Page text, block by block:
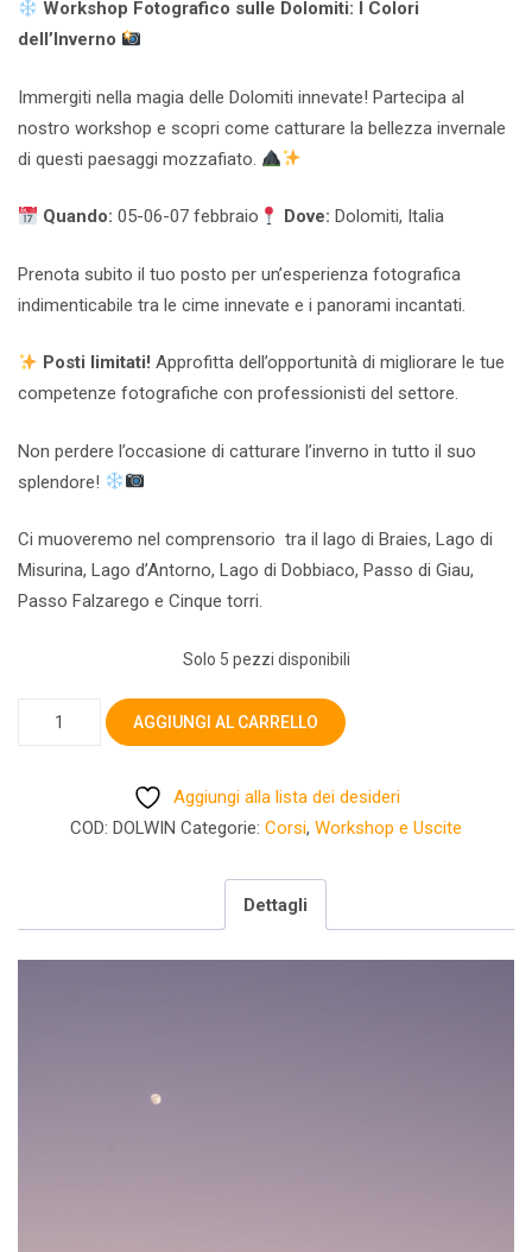
Workshop Fotografico sulle Dolomiti: I Colori
dell’Inverno
Immergiti nella magia delle Dolomiti innevate! Partecipa al
nostro workshop e scopri come catturare la bellezza invernale
di questi paesaggi mozzafiato.
Quando: 05-06-07 febbraio Dove: Dolomiti, Italia
Prenota subito il tuo posto per un’esperienza fotografica
indimenticabile tra le cime innevate e i panorami incantati.
Posti limitati! Approfitta dell’opportunità di migliorare le tue
competenze fotografiche con professionisti del settore.
Non perdere l’occasione di catturare l’inverno in tutto il suo
splendore!
Ci muoveremo nel comprensorio tra il lago di Braies, Lago di
Misurina, Lago d’Antorno, Lago di Dobbiaco, Passo di Giau,
Passo Falzarego e Cinque torri.
Solo 5 pezzi disponibili
DOLOMITI
fotografia
(ULTIMI
POSTI)
AGGIUNGI AL CARRELLO
Aggiungi alla lista dei desideri
COD: DOLWIN Categorie: Corsi, Workshop e Uscite
Dettagli